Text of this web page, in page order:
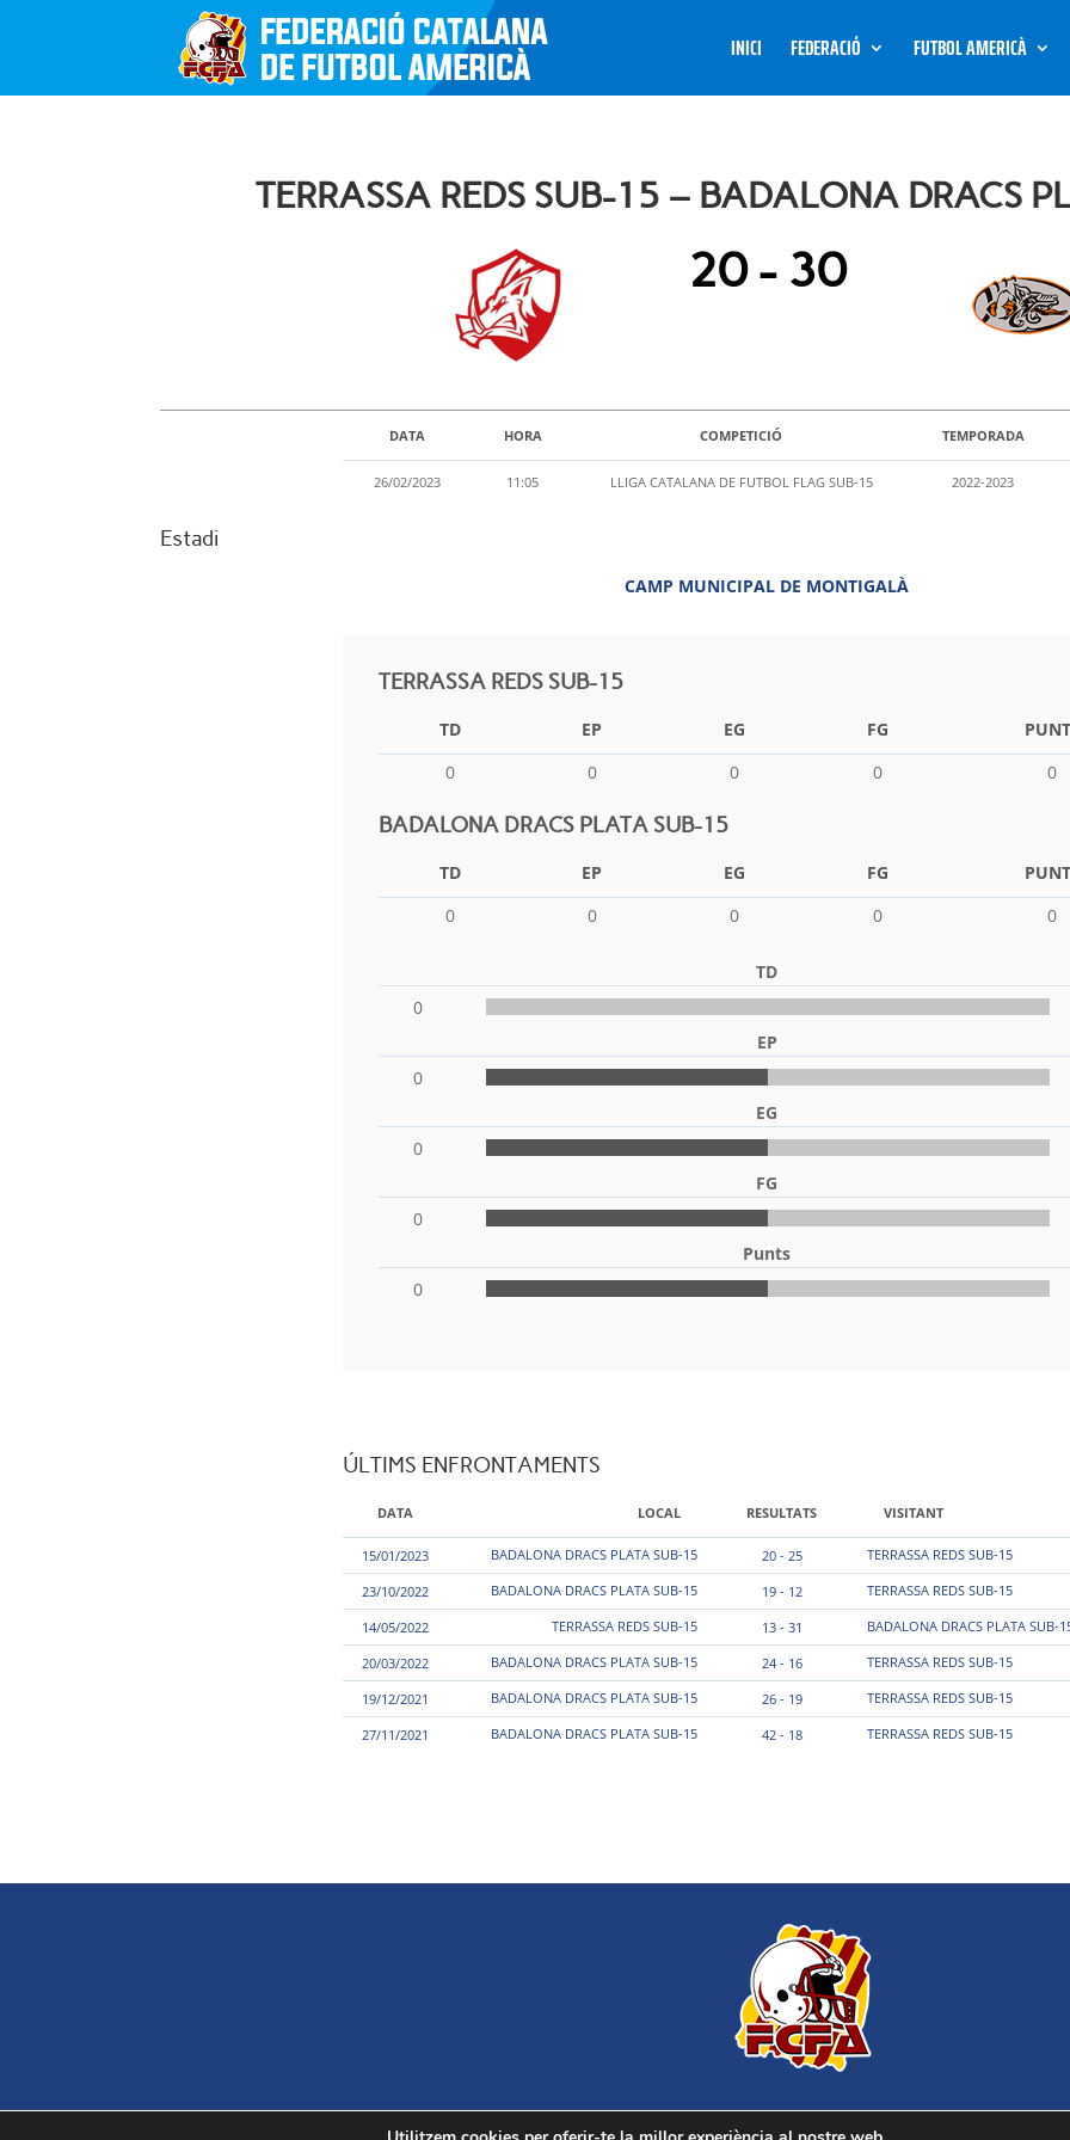
INICI FEDERACIÓ FUTBOL AMERICÀ
TERRASSA REDS SUB-15 – BADALONA DRACS
20- 30
DATA HORA COMPETICIÓ TEMPORADA
26/02/2023 11:05 LLIGA CATALANA DE FUTBOL FLAG SUB-15 2022-2023
Estadi
CAMP MUNICIPAL DE MONTIGALÀ
TERRASSA REDS SUB-15
TD EP EG FG
0
0 0 0 0
BADALONA DRACS PLATA SUB-15
TD EP EG FG
0
0 0 0 0
TD
0
EP
0
EG
0
FG
0
Punts
0
ÚLTIMS ENFRONTAMENTS
DATA LOCAL RESULTATS VISITANT
15/01/2023 BADALONA DRACS PLATA SUB-15 20 - 25 TERRASSA REDS SUB-15
23/10/2022
BADALONA DRACS PLATA SUB-15 19 - 12 TERRASSA REDS SUB-15
14/05/2022
TERRASSA REDS SUB-15 13 - 31 BADALONA DRACS PLATA SUB-
20/03/2022
BADALONA DRACS PLATA SUB-15 24 - 16 TERRASSA REDS SUB-15
19/12/2021
BADALONA DRACS PLATA SUB-15 26 - 19 TERRASSA REDS SUB-15
27/11/2021
BADALONA DRACS PLATA SUB-15 42 - 18 TERRASSA REDS SUB-15